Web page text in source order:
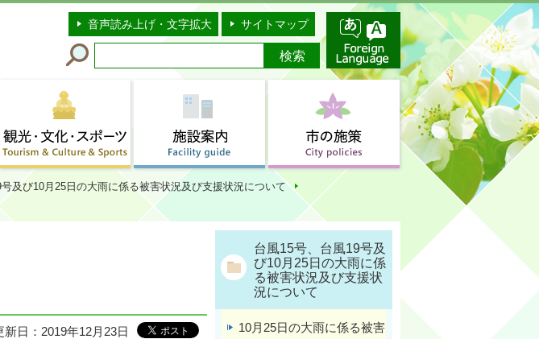
本文へ移動
音声読み上げ・文字拡大 サイトマップ
及び10月25日の大雨に係る被害状況及び支援状況について
新日：2019年12月23日
台風15号、台風19号及
び10月25日の大雨に係
る被害状況及び支援状
況について
10月25日の大雨に係る被害